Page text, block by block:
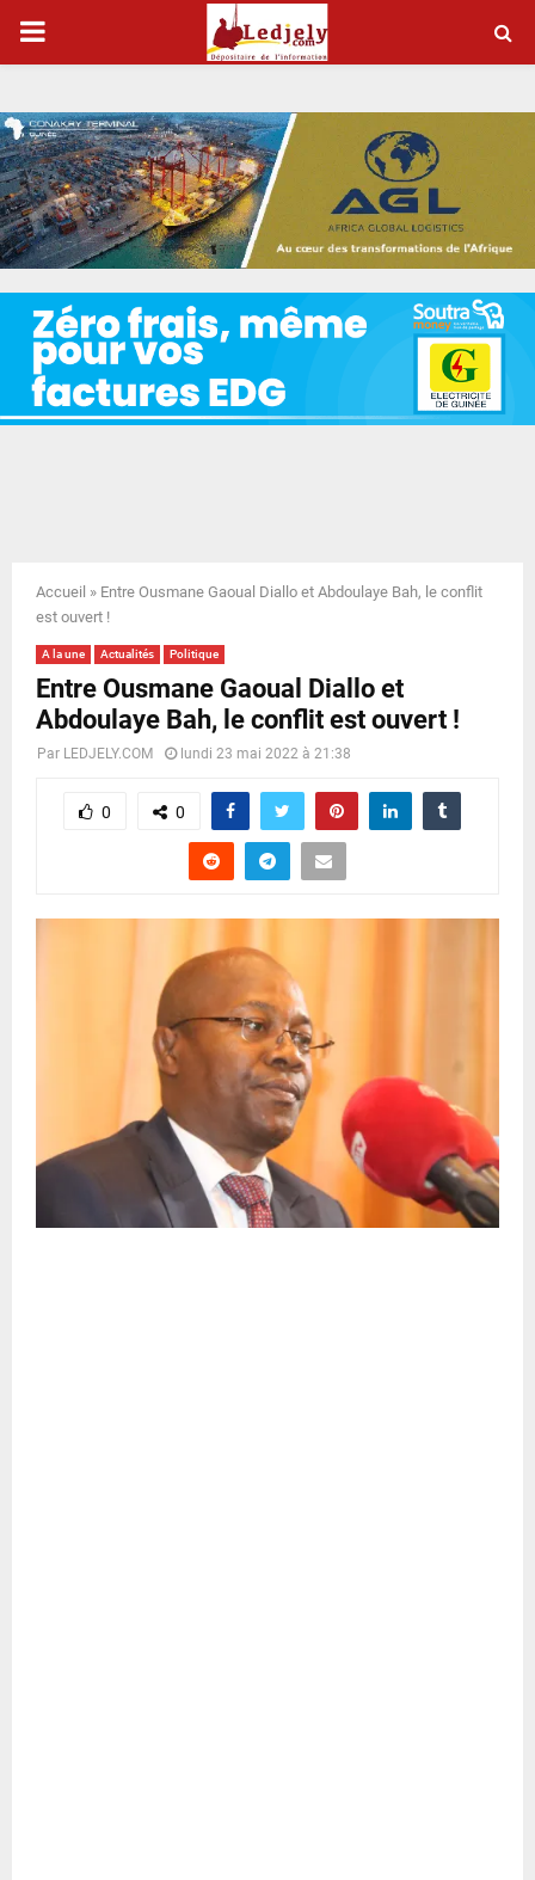
P
I
M
A
Y
N
U
Accueil » Entre Ousmane Gaoual Diallo et Abdoulaye Bah, le conflit
est ouvert !
A la une Actualités Politique
Entre Ousmane Gaoual Diallo et
Abdoulaye Bah, le conflit est ouvert !
Par LEDJELY.COM lundi 23 mai 2022 à 21:38
0 0